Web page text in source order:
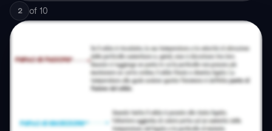
2 of 10